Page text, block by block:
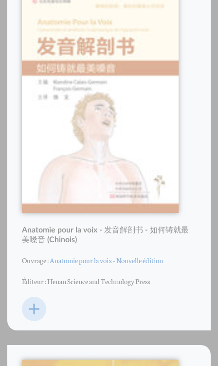
Anatomie pour la voix - 发音解剖书 - 如何铸就最
美嗓音 (Chinois)
Ouvrage :Anatomie pour la voix - Nouvelle édition
Éditeur : Henan Science and Technology Press